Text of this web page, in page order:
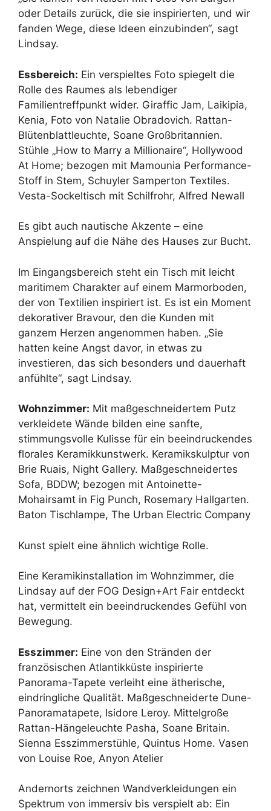
oder Details zurück, die sie inspirierten, und wir
fanden Wege, diese Ideen einzubinden“, sagt
Lindsay.
Essbereich: Ein verspieltes Foto spiegelt die
Rolle des Raumes als lebendiger
Familientreffpunkt wider. Giraffic Jam, Laikipia,
Kenia, Foto von Natalie Obradovich. Rattan-
Blütenblattleuchte, Soane Großbritannien.
Stühle „How to Marry a Millionaire“, Hollywood
At Home; bezogen mit Mamounia Performance-
Stoff in Stem, Schuyler Samperton Textiles.
Vesta-Sockeltisch mit Schilfrohr, Alfred Newall
Es gibt auch nautische Akzente – eine
Anspielung auf die Nähe des Hauses zur Bucht.
Im Eingangsbereich steht ein Tisch mit leicht
maritimem Charakter auf einem Marmorboden,
der von Textilien inspiriert ist. Es ist ein Moment
dekorativer Bravour, den die Kunden mit
ganzem Herzen angenommen haben. „Sie
hatten keine Angst davor, in etwas zu
investieren, das sich besonders und dauerhaft
anfühlte“, sagt Lindsay.
Wohnzimmer: Mit maßgeschneidertem Putz
verkleidete Wände bilden eine sanfte,
stimmungsvolle Kulisse für ein beeindruckendes
florales Keramikkunstwerk. Keramikskulptur von
Brie Ruais, Night Gallery. Maßgeschneidertes
Sofa, BDDW; bezogen mit Antoinette-
Mohairsamt in Fig Punch, Rosemary Hallgarten.
Baton Tischlampe, The Urban Electric Company
Kunst spielt eine ähnlich wichtige Rolle.
Eine Keramikinstallation im Wohnzimmer, die
Lindsay auf der FOG Design+Art Fair entdeckt
hat, vermittelt ein beeindruckendes Gefühl von
Bewegung.
Esszimmer: Eine von den Stränden der
französischen Atlantikküste inspirierte
Panorama-Tapete verleiht eine ätherische,
eindringliche Qualität. Maßgeschneiderte Dune-
Panoramatapete, Isidore Leroy. Mittelgroße
Rattan-Hängeleuchte Pasha, Soane Britain.
Sienna Esszimmerstühle, Quintus Home. Vasen
von Louise Roe, Anyon Atelier
Andernorts zeichnen Wandverkleidungen ein
Spektrum von immersiv bis verspielt ab: Ein